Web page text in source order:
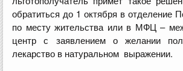
обратиться до 1 октября в отделение
по месту жительства или в МФЦ –
центр с заявлением о желании
лекарство в натуральном выражении.